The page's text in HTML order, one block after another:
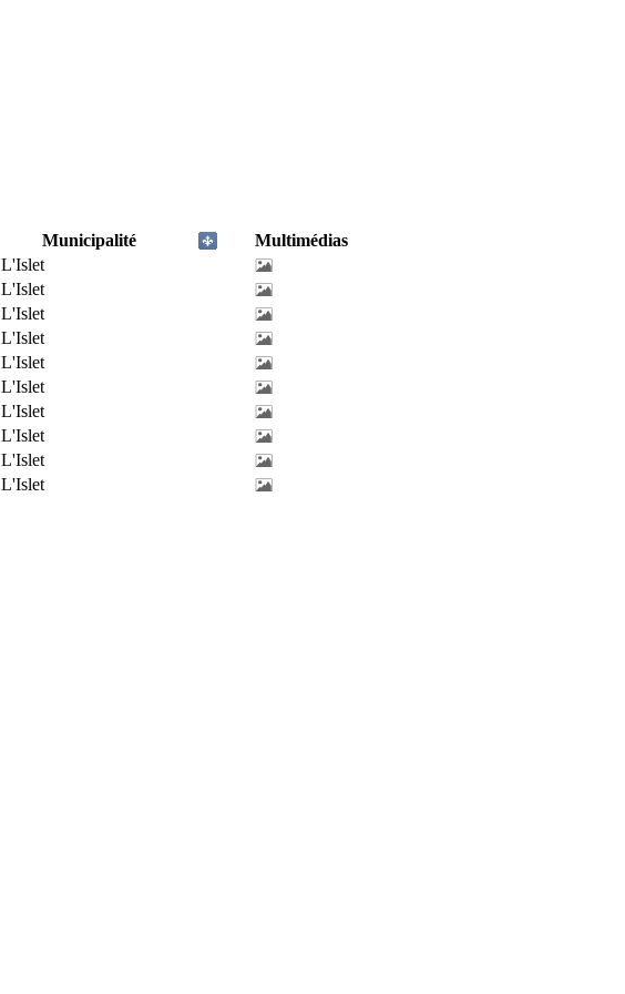
Municipalité
Multimédias
L'Islet
L'Islet
L'Islet
L'Islet
L'Islet
L'Islet
L'Islet
L'Islet
L'Islet
L'Islet